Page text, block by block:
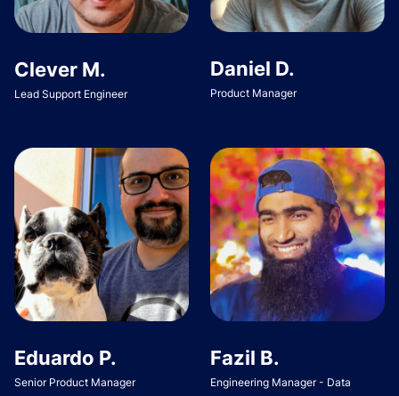
Clever M.
Lead Support Engineer
Daniel D.
Product Manager
Eduardo P.
Senior Product Manager
Fazil B.
Engineering Manager - Data